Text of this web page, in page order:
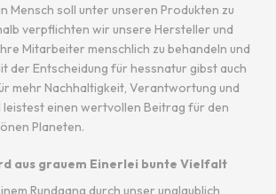
Mensch soll unter unseren Produkten zu
verpflichten wir unsere Hersteller und
Mitarbeiter menschlich zu behandeln und
der Entscheidung für hessnatur gibst auch
mehr Nachhaltigkeit, Verantwortung und
leistest einen wertvollen Beitrag für den
Planeten.
aus grauem Einerlei bunte Vielfalt
Rundgang durch unser unglaublich